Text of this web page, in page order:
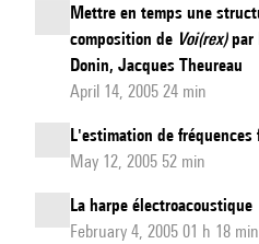
Mettre en temps une
composition de Voi(rex)par
Donin, Jacques Theureau
April 14, 2005 24 min
L'estimation de
May 12, 2005 52 min
La harpe électroacoustique
February 4, 2005 01 h 18 min